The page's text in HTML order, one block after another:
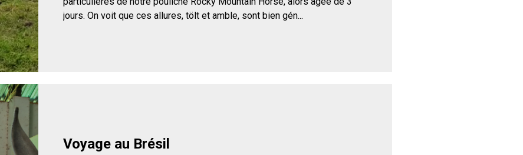
jours. On voit que ces allures, tölt et amble, sont bien gén...
Voyage au Brésil